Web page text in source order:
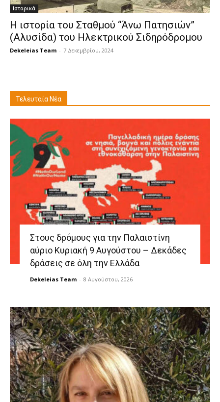
Ιστορικά
Η ιστορία του Σταθμού “Άνω Πατησιών”
(Αλυσίδα) του Ηλεκτρικού Σιδηρόδρομου
Dekeleias Team - 7 Δεκεμβρίου, 2024
Τελευταία Νέα
Στους δρόμους για την Παλαιστίνη
αύριο Κυριακή 9 Αυγούστου – Δεκάδες
δράσεις σε όλη την Ελλάδα
Dekeleias Team - 8 Αυγούστου, 2026